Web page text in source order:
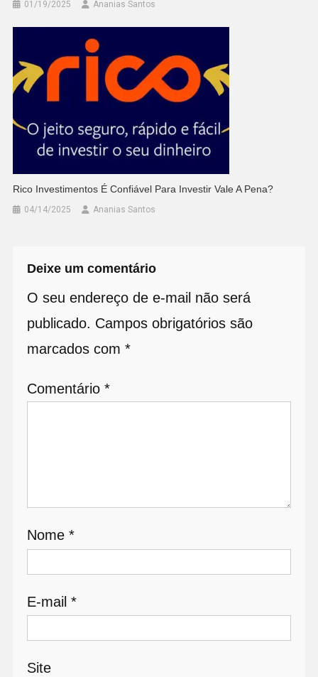
01/19/2025 Ananias Santos
Rico Investimentos É Confiável Para Investir Vale A Pena?
04/14/2025 Ananias Santos
Deixe um comentário
O seu endereço de e-mail não será
publicado. Campos obrigatórios são
marcados com *
Comentário *
Nome *
E-mail *
Site